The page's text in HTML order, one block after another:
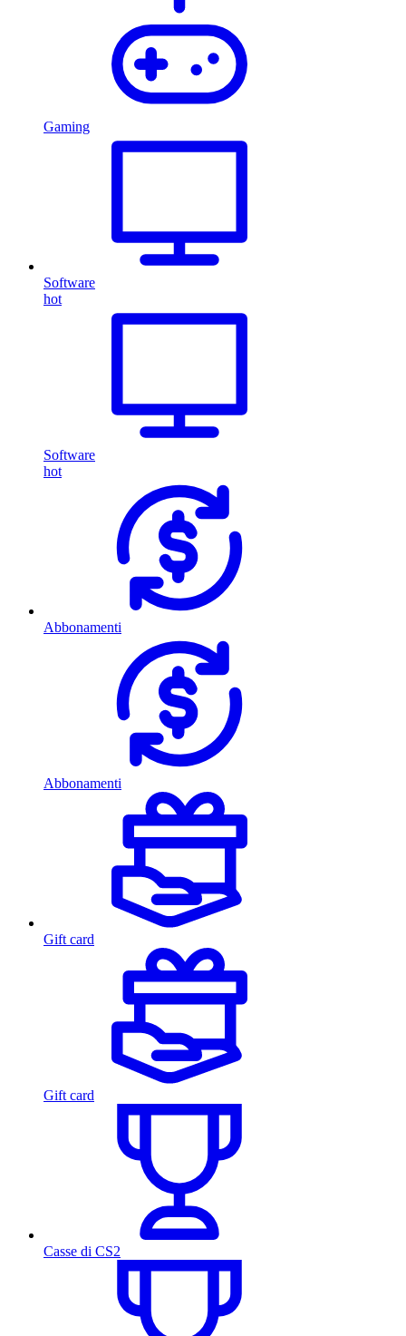
Gaming
Software
hot
Software
hot
Abbonamenti
Abbonamenti
Gift card
Gift card
Casse di CS2